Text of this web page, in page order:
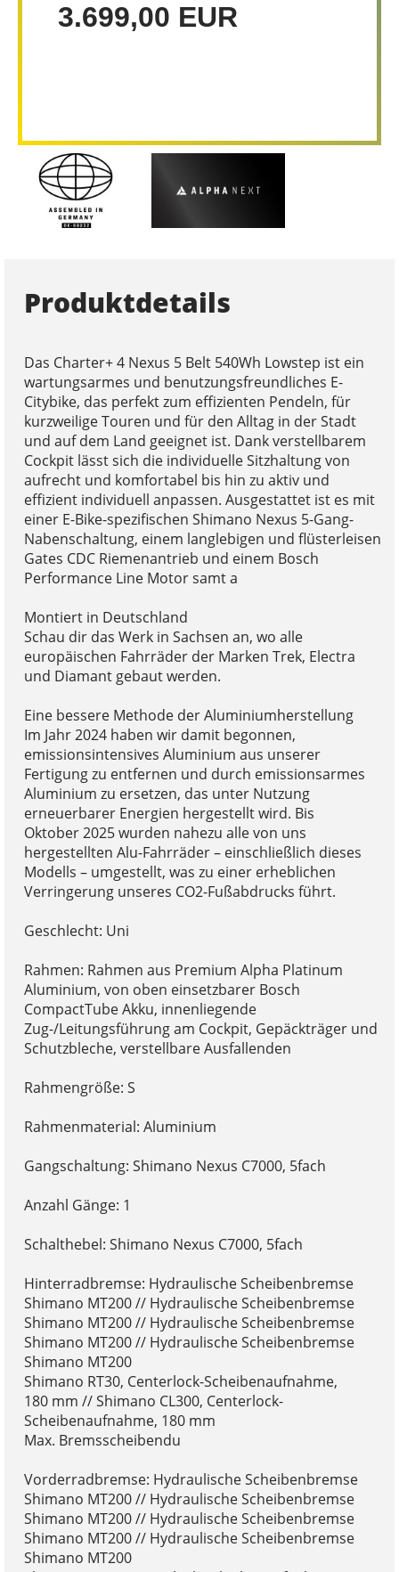
3.699,00 EUR
Produktdetails
Das Charter+ 4 Nexus 5 Belt 540Wh Lowstep ist ein
wartungsarmes und benutzungsfreundliches E-
Citybike, das perfekt zum effizienten Pendeln, für
kurzweilige Touren und für den Alltag in der Stadt
und auf dem Land geeignet ist. Dank verstellbarem
Cockpit lässt sich die individuelle Sitzhaltung von
aufrecht und komfortabel bis hin zu aktiv und
effizient individuell anpassen. Ausgestattet ist es mit
einer E-Bike-spezifischen Shimano Nexus 5-Gang-
Nabenschaltung, einem langlebigen und flüsterleisen
Gates CDC Riemenantrieb und einem Bosch
Performance Line Motor samt a
Montiert in Deutschland
Schau dir das Werk in Sachsen an, wo alle
europäischen Fahrräder der Marken Trek, Electra
und Diamant gebaut werden.
Eine bessere Methode der Aluminiumherstellung
Im Jahr 2024 haben wir damit begonnen,
emissionsintensives Aluminium aus unserer
Fertigung zu entfernen und durch emissionsarmes
Aluminium zu ersetzen, das unter Nutzung
erneuerbarer Energien hergestellt wird. Bis
Oktober 2025 wurden nahezu alle von uns
hergestellten Alu-Fahrräder – einschließlich dieses
Modells – umgestellt, was zu einer erheblichen
Verringerung unseres CO2-Fußabdrucks führt.
Geschlecht: Uni
Rahmen: Rahmen aus Premium Alpha Platinum
Aluminium, von oben einsetzbarer Bosch
CompactTube Akku, innenliegende
Zug-/Leitungsführung am Cockpit, Gepäckträger und
Schutzbleche, verstellbare Ausfallenden
Rahmengröße: S
Rahmenmaterial: Aluminium
Gangschaltung: Shimano Nexus C7000, 5fach
Anzahl Gänge: 1
Schalthebel: Shimano Nexus C7000, 5fach
Hinterradbremse: Hydraulische Scheibenbremse
Shimano MT200 // Hydraulische Scheibenbremse
Shimano MT200 // Hydraulische Scheibenbremse
Shimano MT200 // Hydraulische Scheibenbremse
Shimano MT200
Shimano RT30, Centerlock-Scheibenaufnahme,
180 mm // Shimano CL300, Centerlock-
Scheibenaufnahme, 180 mm
Max. Bremsscheibendu
Vorderradbremse: Hydraulische Scheibenbremse
Shimano MT200 // Hydraulische Scheibenbremse
Shimano MT200 // Hydraulische Scheibenbremse
Shimano MT200 // Hydraulische Scheibenbremse
Shimano MT200